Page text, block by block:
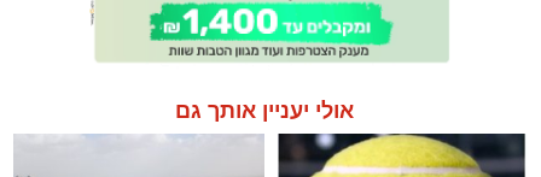
אולי יעניין אותך גם